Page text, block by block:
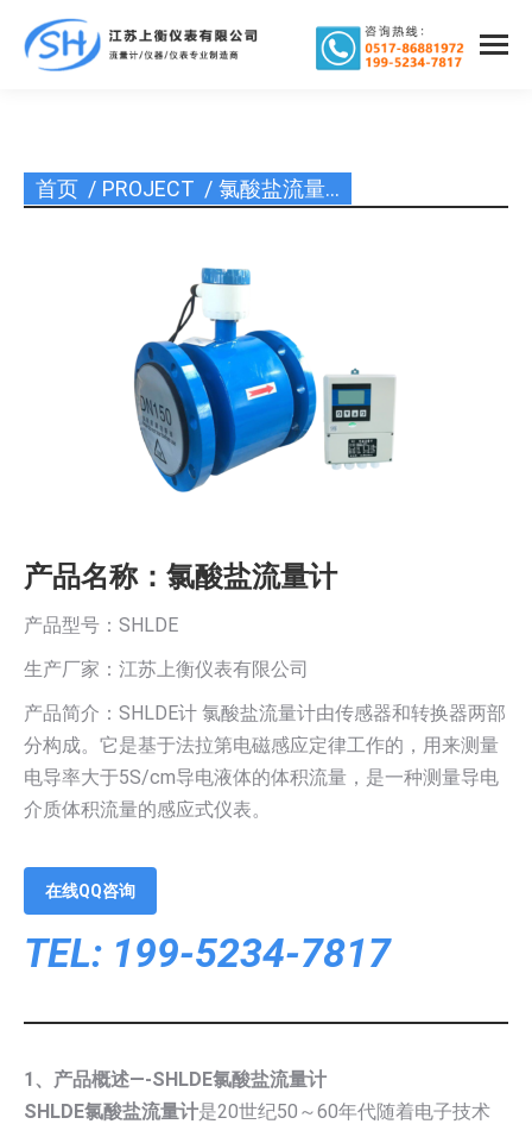
您在这里：
首页 PROJECT 氯酸盐流量…
产品名称：氯酸盐流量计
产品型号：SHLDE
生产厂家：江苏上衡仪表有限公司
产品简介：SHLDE计 氯酸盐流量计由传感器和转换器两部
分构成。它是基于法拉第电磁感应定律工作的，用来测量
电导率大于5S/cm导电液体的体积流量，是一种测量导电
介质体积流量的感应式仪表。
在线QQ咨询
TEL: 199-5234-7817
1、产品概述—-SHLDE氯酸盐流量计
SHLDE氯酸盐流量计是20世纪50～60年代随着电子技术